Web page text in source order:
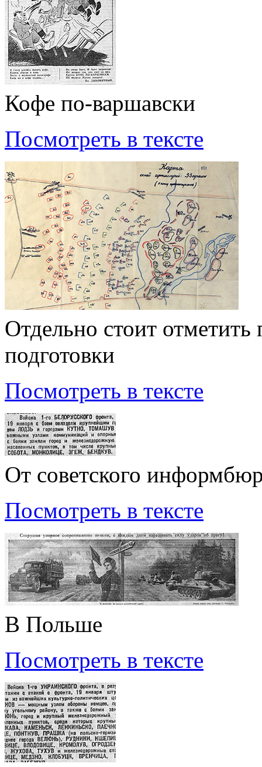
Кофе по-варшавски
Посмотреть в тексте
Отдельно стоит
подготовки
Посмотреть в тексте
От советского
Посмотреть в тексте
В Польше
Посмотреть в тексте